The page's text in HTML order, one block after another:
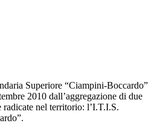
Superiore “Ciampini-Boccardo”
2010 dall’aggregazione di due
radicate nel territorio: l’I.T.I.S.